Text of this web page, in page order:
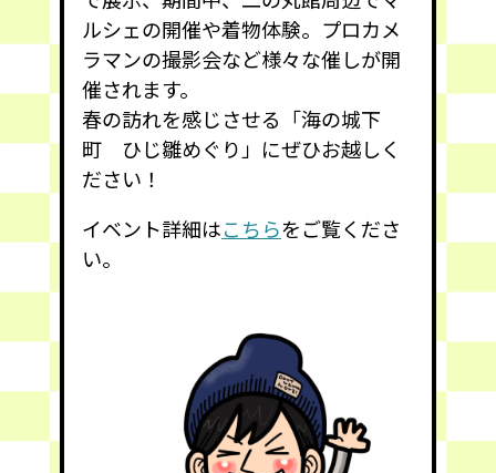
ルシェの開催や着物体験。プロカメ
ラマンの撮影会など様々な催しが開
催されます。
春の訪れを感じさせる「海の城下
町 ひじ雛めぐり」にぜひお越しく
ださい！
イベント詳細はこちらをご覧くださ
い。